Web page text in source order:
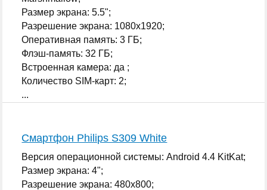
Размер экрана: 5.5";
Разрешение экрана: 1080x1920;
Оперативная память: 3 ГБ;
Флэш-память: 32 ГБ;
Встроенная камера: да ;
Количество SIM-карт: 2;
...
Смартфон Philips S309 White
Версия операционной системы: Android 4.4 KitKat;
Размер экрана: 4";
Разрешение экрана: 480x800;